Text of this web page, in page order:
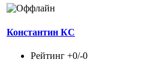
Константин КС
Рейтинг +0/-0